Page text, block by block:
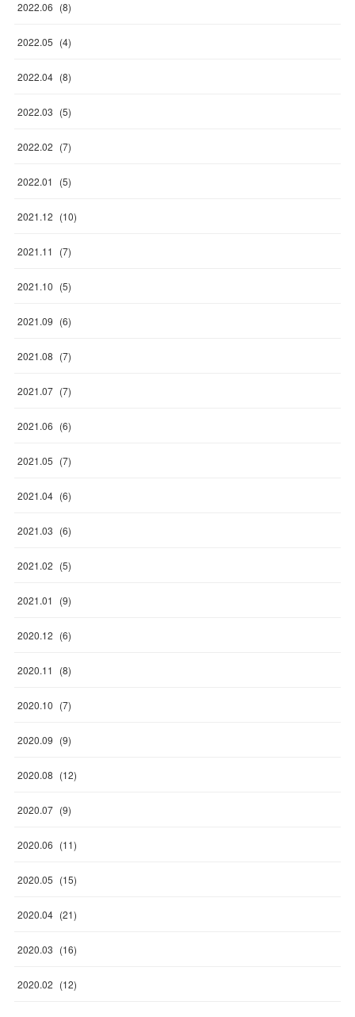
2022.06 (8)
2022.05 (4)
2022.04 (8)
2022.03 (5)
2022.02 (7)
2022.01 (5)
2021.12 (10)
2021.11 (7)
2021.10 (5)
2021.09 (6)
2021.08 (7)
2021.07 (7)
2021.06 (6)
2021.05 (7)
2021.04 (6)
2021.03 (6)
2021.02 (5)
2021.01 (9)
2020.12 (6)
2020.11 (8)
2020.10 (7)
2020.09 (9)
2020.08 (12)
2020.07 (9)
2020.06 (11)
2020.05 (15)
2020.04 (21)
2020.03 (16)
2020.02 (12)